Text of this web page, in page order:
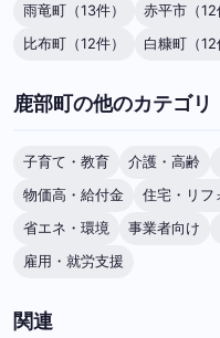
雨竜町（13件）
赤平市（12
比布町（12件）
白糠町（12
鹿部町の他のカテゴリ
子育て・教育 介護・高齢
物価高・給付金
住宅・リフ
省エネ・環境
事業者向け
雇用・就労支援
関連